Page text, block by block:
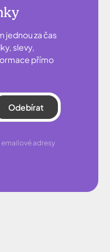
jednou za čas
slevy,
přímo
Odebírat
adresy